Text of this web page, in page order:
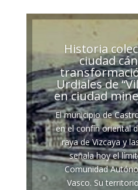
Historia
ciudad
Urdiales de
en ciudad
El municipio de
en el confín oriental
raya de Vizcaya y
señala hoy el
Comunidad
Vasco. Su